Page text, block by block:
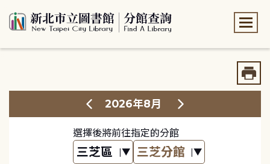
2026年8月
選擇後將前往指定的分館